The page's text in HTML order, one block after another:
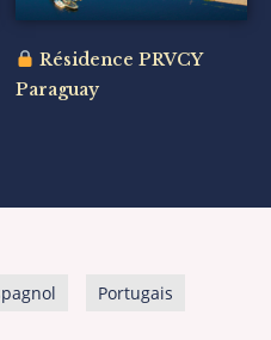
Résidence PRVCY
Paraguay
Portugais